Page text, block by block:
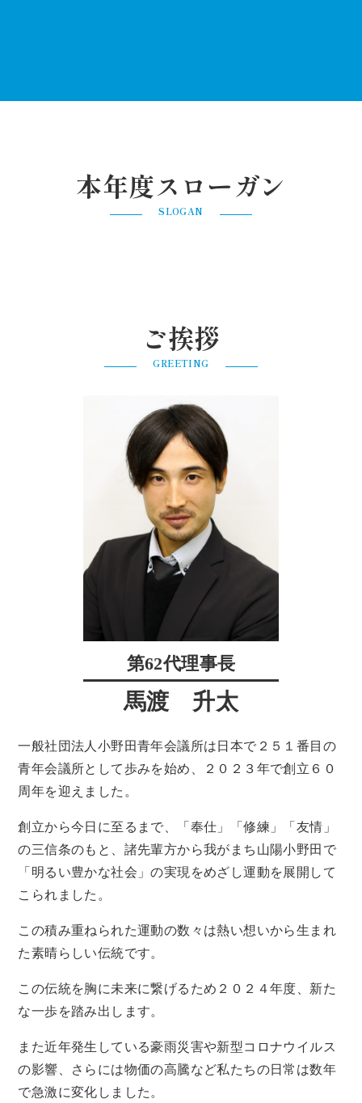
本年度スローガン
SLOGAN
ご挨拶
GREETING
第62代理事長
馬渡 升太
一般社団法人小野田青年会議所は日本で２５１番目の
青年会議所として歩みを始め、２０２３年で創立６０
周年を迎えました。
創立から今日に至るまで、「奉仕」「修練」「友情」
の三信条のもと、諸先輩方から我がまち山陽小野田で
「明るい豊かな社会」の実現をめざし運動を展開して
こられました。
この積み重ねられた運動の数々は熱い想いから生まれ
た素晴らしい伝統です。
この伝統を胸に未来に繋げるため２０２４年度、新た
な一歩を踏み出します。
また近年発生している豪雨災害や新型コロナウイルス
の影響、さらには物価の高騰など私たちの日常は数年
で急激に変化しました。